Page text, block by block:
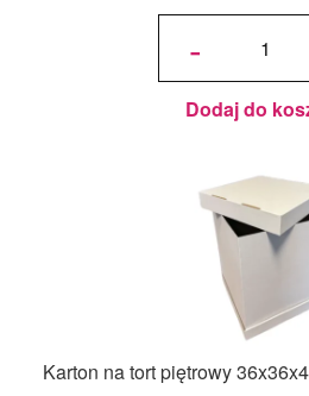
-
ilość
olejowy
Food
Zielony
Butelkowy
Dodaj do
Karton na tort piętrowy